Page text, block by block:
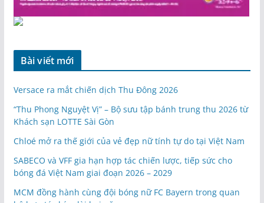
Bài viết mới
Versace ra mắt chiến dịch Thu Đông 2026
“Thu Phong Nguyệt Vị” – Bộ sưu tập bánh trung thu 2026 từ
Khách sạn LOTTE Sài Gòn
Chloé mở ra thế giới của vẻ đẹp nữ tính tự do tại Việt Nam
SABECO và VFF gia hạn hợp tác chiến lược, tiếp sức cho
bóng đá Việt Nam giai đoạn 2026 – 2029
MCM đồng hành cùng đội bóng nữ FC Bayern trong quan